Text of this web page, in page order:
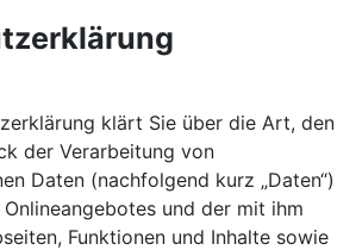
klärt Sie über die Art, den
der Verarbeitung von
Daten (nachfolgend kurz „Daten“)
und der mit ihm
Funktionen und Inhalte sowie